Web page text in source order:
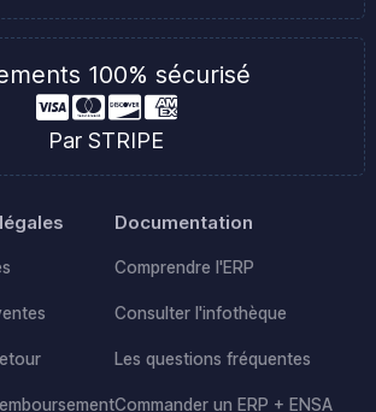
100% sécurisé
Par STRIPE
Documentation
Comprendre l'ERP
Consulter l'infothèque
Les questions fréquentes
Commander un ERP + ENSA